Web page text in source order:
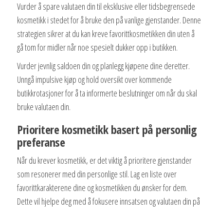
Vurder å spare valutaen din til eksklusive eller tidsbegrensede
kosmetikk i stedet for å bruke den på vanlige gjenstander. Denne
strategien sikrer at du kan kreve favorittkosmetikken din uten å
gå tom for midler når noe spesielt dukker opp i butikken.
Vurder jevnlig saldoen din og planlegg kjøpene dine deretter.
Unngå impulsive kjøp og hold oversikt over kommende
butikkrotasjoner for å ta informerte beslutninger om når du skal
bruke valutaen din.
Prioritere kosmetikk basert på personlig
preferanse
Når du krever kosmetikk, er det viktig å prioritere gjenstander
som resonerer med din personlige stil. Lag en liste over
favorittkarakterene dine og kosmetikken du ønsker for dem.
Dette vil hjelpe deg med å fokusere innsatsen og valutaen din på